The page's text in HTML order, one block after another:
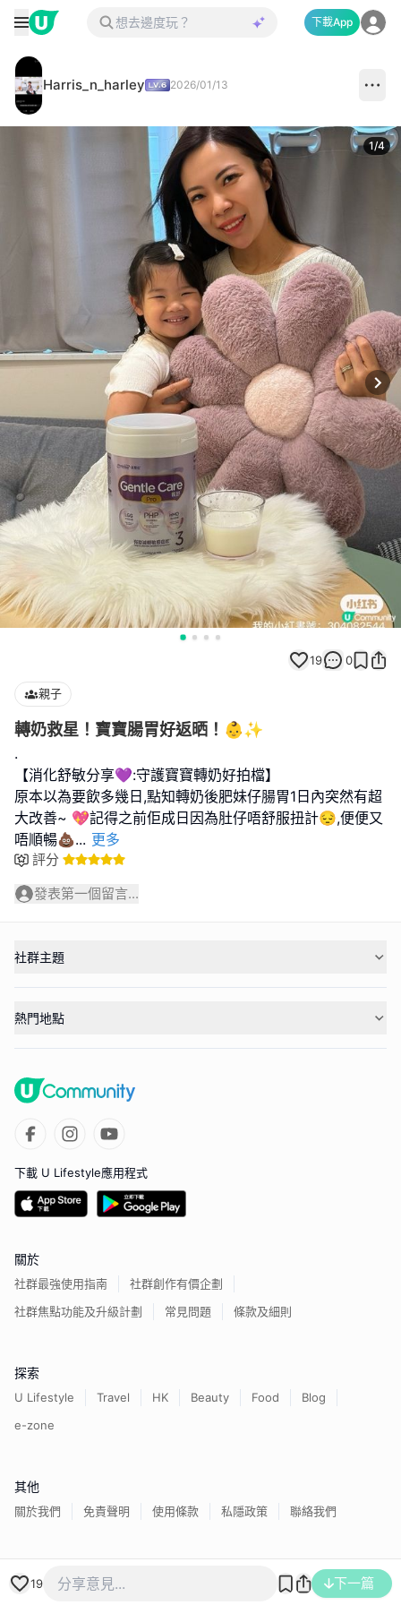
下載App
Harris_n_harley 2026/01/13
1/4
19 0
親子
轉奶救星！寶寶腸胃好返晒！👶✨
.
【消化舒敏分享💜:守護寶寶轉奶好拍檔】
原本以為要飲多幾日,點知轉奶後肥妹仔腸胃1日內突然有超
大改善~ 💖記得之前佢成日因為肚仔唔舒服扭計😔,便便又
唔順暢💩... 更多
評分
發表第一個留言...
19 下一篇
社群主題
熱門地點
下載 U Lifestyle應用程式
關於
社群最強使用指南
社群創作有價企劃
社群焦點功能及升級計劃
常見問題 條款及細則
探索
U Lifestyle Travel HK Beauty Food
Blog
e-zone
其他
關於我們 免責聲明 使用條款 私隱政策 聯絡我們
香港經濟日報版權所有©